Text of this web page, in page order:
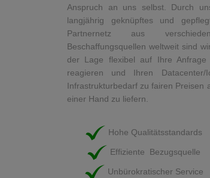
Anspruch an uns selbst. Durch
langjährig geknüpftes und
Partnernetz aus
Beschaffungsquellen weltweit sind
der Lage flexibel auf Ihre Anfrage
reagieren und Ihren Datacenter/
Infrastrukturbedarf zu fairen Preisen
einer Hand zu liefern.
Hohe Qualitätsstandards
Effiziente Bezugsquelle
Unbürokratischer Service